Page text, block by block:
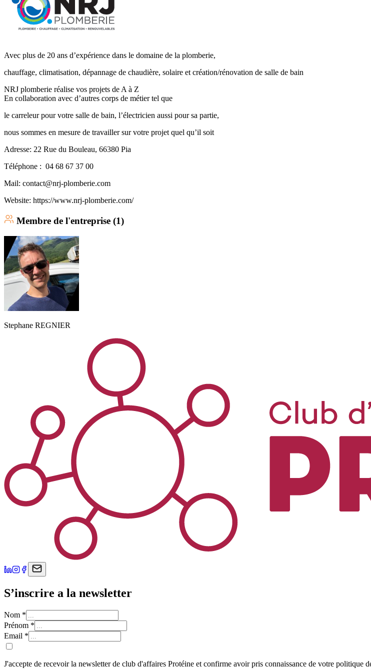
Avec plus de 20 ans d’expérience dans le domaine de la plomberie,
chauffage, climatisation, dépannage de chaudière, solaire et création/rénovation de salle de bain
NRJ plomberie réalise vos projets de A à Z
En collaboration avec d’autres corps de métier tel que
le carreleur pour votre salle de bain, l’électricien aussi pour sa partie,
nous sommes en mesure de travailler sur votre projet quel qu’il soit
Adresse: 22 Rue du Bouleau, 66380 Pia
Téléphone : 04 68 67 37 00
Mail: contact@nrj-plomberie.com
Website: https://www.nrj-plomberie.com/
Membre de l'entreprise (1)
Stephane REGNIER
S’inscrire a la newsletter
Nom *
Prénom *
Email *
J'accepte de recevoir la newsletter de club d'affaires Protéine et confirme avoir pris connaissance de votre politique